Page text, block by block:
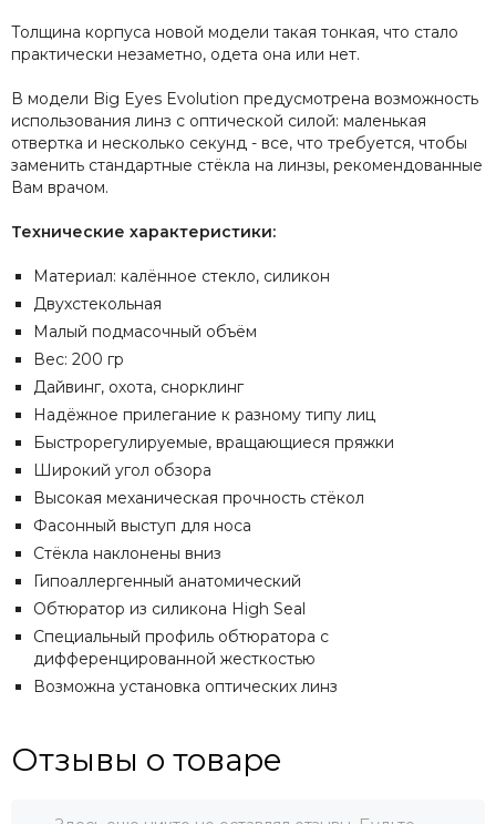
Толщина корпуса новой модели такая тонкая, что стало
практически незаметно, одета она или нет.
В модели Big Eyes Evolution предусмотрена возможность
использования линз с оптической силой: маленькая
отвертка и несколько секунд - все, что требуется, чтобы
заменить стандартные стёкла на линзы, рекомендованные
Вам врачом.
Технические характеристики:
Материал: калённое стекло, силикон
Двухстекольная
Малый подмасочный объём
Вес: 200 гр
Дайвинг, охота, снорклинг
Надёжное прилегание к разному типу лиц
Быстрорегулируемые, вращающиеся пряжки
Широкий угол обзора
Высокая механическая прочность стёкол
Фасонный выступ для носа
Стёкла наклонены вниз
Гипоаллергенный анатомический
Обтюратор из силикона High Seal
Специальный профиль обтюратора с
дифференцированной жесткостью
Возможна установка оптических линз
Отзывы о товаре